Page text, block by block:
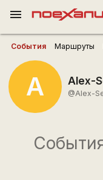
menu
События Маршруты
A Alex-
@Alex-